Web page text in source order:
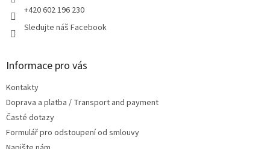
+420 602 196 230
Sledujte náš Facebook
Informace pro vás
Kontakty
Doprava a platba / Transport and payment
Časté dotazy
Formulář pro odstoupení od smlouvy